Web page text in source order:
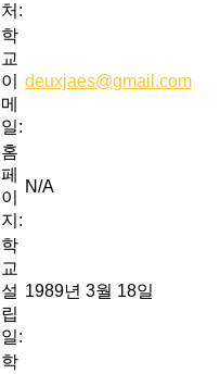
처:
학
교
이
메
일:
deuxjaes@gmail.com
홈
페
이
지:
N/A
학
교
설
립
일:
1989년 3월 18일
학